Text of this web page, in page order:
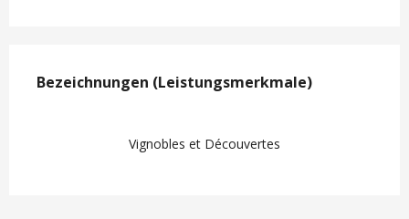
Bezeichnungen (Leistungsmerkmale)
Bezeichnungen (Leistungsmerkmale)
Vignobles et Découvertes